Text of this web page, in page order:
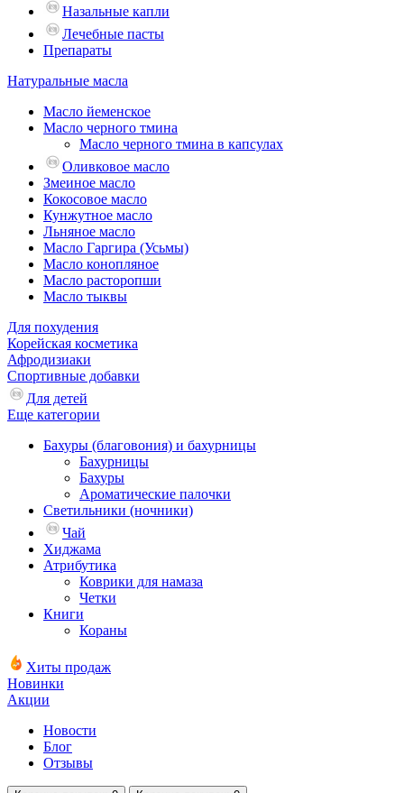
Назальные капли
Лечебные пасты
Препараты
Натуральные масла
Масло йеменское
Масло черного тмина
Масло черного тмина в капсулах
Оливковое масло
Змеиное масло
Кокосовое масло
Кунжутное масло
Льняное масло
Масло Гаргира (Усьмы)
Масло конопляное
Масло расторопши
Масло тыквы
Для похудения
Корейская косметика
Афродизиаки
Спортивные добавки
Для детей
Еще категории
Бахуры (благовония) и бахурницы
Бахурницы
Бахуры
Ароматические палочки
Светильники (ночники)
Чай
Хиджама
Атрибутика
Коврики для намаза
Четки
Книги
Кораны
Хиты продаж
Новинки
Акции
Новости
Блог
Отзывы